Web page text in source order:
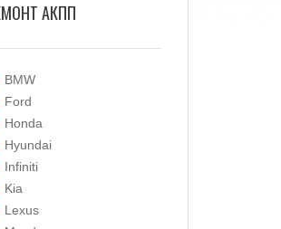
АКПП
BMW
Ford
Honda
Hyundai
Infiniti
Kia
Lexus